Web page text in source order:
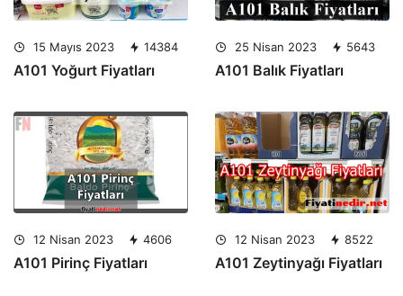
15 Mayıs 2023 14384
A101 Yoğurt Fiyatları
25 Nisan 2023 5643
A101 Balık Fiyatları
12 Nisan 2023 4606
A101 Pirinç Fiyatları
12 Nisan 2023 8522
A101 Zeytinyağı Fiyatları